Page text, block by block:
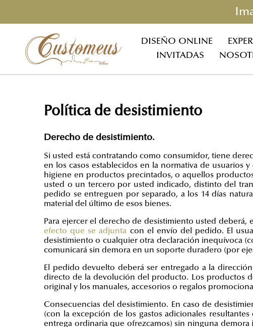
DISEÑO ONLINE
INVITADAS
Política de desistimiento
Derecho de desistimiento.
Si usted está contratando como consumidor, tiene
en los casos establecidos en la normativa de usuarios
higiene en productos precintados, o aquellos
usted o un tercero por usted indicado, distinto del
pedido se entreguen por separado, a los 14 días
material del último de esos bienes.
Para ejercer el derecho de desistimiento usted
efecto que se adjunta con el envío del pedido. El
desistimiento o cualquier otra declaración inequívoca
comunicará sin demora en un soporte duradero (por
El pedido devuelto deberá ser entregado a la
directo de la devolución del producto. Los productos
original y los manuales, accesorios o regalos
Consecuencias del desistimiento. En caso de
(con la excepción de los gastos adicionales
entrega ordinaria que ofrezcamos) sin ninguna demora